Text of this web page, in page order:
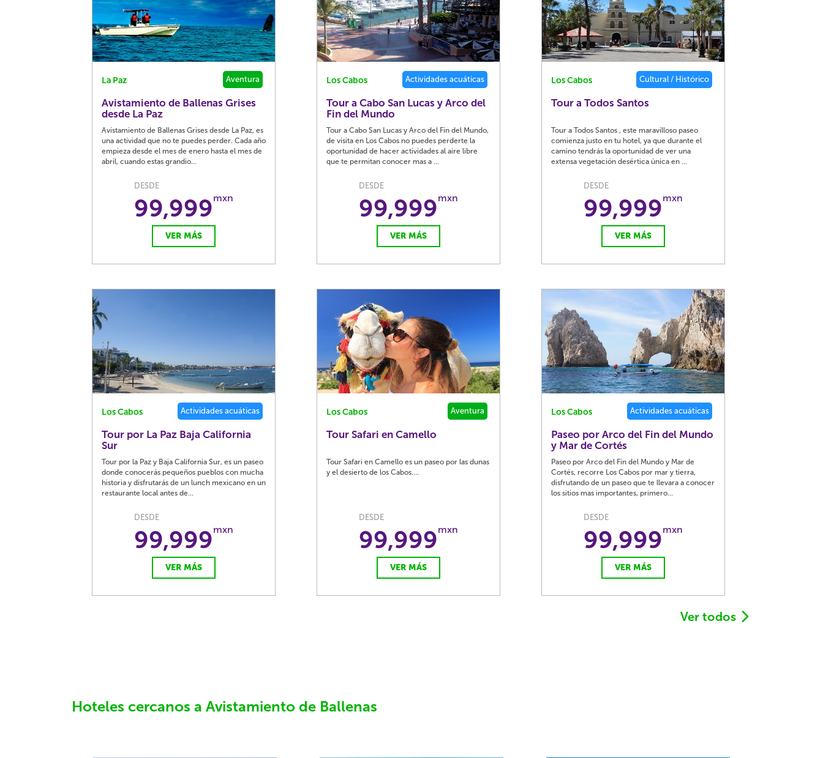
La Paz Aventura
Avistamiento de Ballenas Grises
desde La Paz
Avistamiento de Ballenas Grises desde La Paz, es
una actividad que no te puedes perder. Cada año
empieza desde el mes de enero hasta el mes de
abril, cuando estas grandio...
DESDE
99,999mxn
VER MÁS
Los Cabos Actividades acuáticas
Tour a Cabo San Lucas y Arco del
Fin del Mundo
Tour a Cabo San Lucas y Arco del Fin del Mundo,
de visita en Los Cabos no puedes perderte la
oportunidad de hacer actividades al aire libre
que te permitan conocer mas a ...
DESDE
99,999mxn
VER MÁS
Los Cabos Cultural / Histórico
Tour a Todos Santos
Tour a Todos Santos , este maravilloso paseo
comienza justo en tu hotel, ya que durante el
camino tendrás la oportunidad de ver una
extensa vegetación desértica única en ...
DESDE
99,999mxn
VER MÁS
Los Cabos Actividades acuáticas
Tour por La Paz Baja California
Sur
Tour por la Paz y Baja California Sur, es un paseo
donde conocerás pequeños pueblos con mucha
historia y disfrutarás de un lunch mexicano en un
restaurante local antes de...
DESDE
99,999mxn
VER MÁS
Los Cabos Aventura
Tour Safari en Camello
Tour Safari en Camello es un paseo por las dunas
y el desierto de los Cabos....
DESDE
99,999mxn
VER MÁS
Los Cabos Actividades acuáticas
Paseo por Arco del Fin del Mundo
y Mar de Cortés
Paseo por Arco del Fin del Mundo y Mar de
Cortés, recorre Los Cabos por mar y tierra,
disfrutando de un paseo que te llevara a conocer
los sitios mas importantes, primero...
DESDE
99,999mxn
VER MÁS
Ver todos
Hoteles cercanos a Avistamiento de Ballenas